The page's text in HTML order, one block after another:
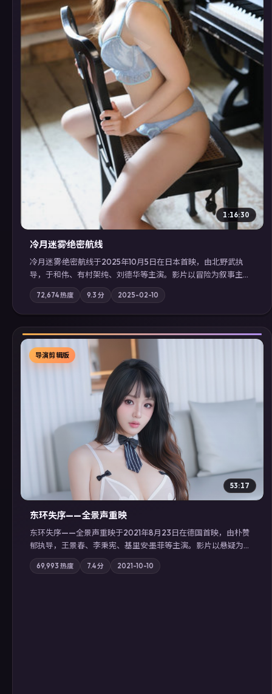
▶
1:16:30
冷月迷雾·绝密航线
冷月迷雾·绝密航线于2025年10月5日在日本首映，由北野武执
导，于和伟、有村架纯、刘德华等主演。影片以冒险为叙事主
轴，记忆碎片重组后，主角发现自己从未活过“真实”的一天；摄
影与配乐强化地域气质；站内亦可通过「国产免费观看高清电视
剧在线看」延展检索同类型高分佳作，畅享高清在线追剧体验。
72,674热度 9.3 分 2025-02-10
▶
导演剪辑版
53:17
东环失序——全景声重映
东环失序——全景声重映于2021年8月23日在德国首映，由朴赞
郁执导，王景春、李秉宪、基里安·墨菲等主演。影片以悬疑为叙
事主轴，科技与人性的边界在实验事故后逐渐模糊；摄影与配乐
强化地域气质；站内亦可通过「国产免费观看高清电视剧在线
69,993 热度 7.4分 2021-10-10